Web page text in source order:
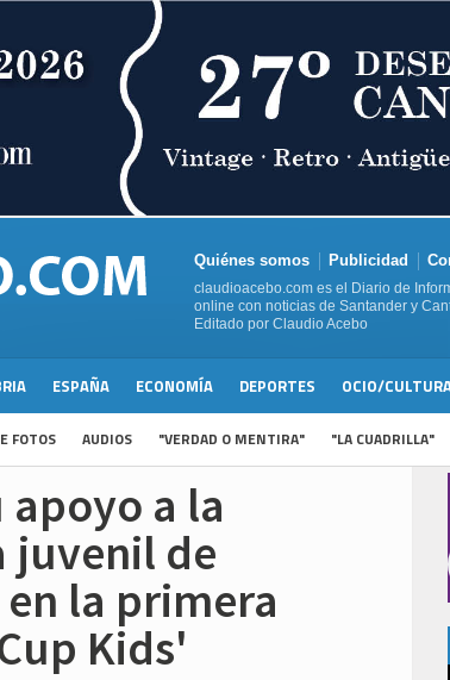
Quiénes somos Publicidad
claudioacebo.com es el Diario de
online con noticias de Santander y
Editado por Claudio Acebo
ESPAÑA ECONOMÍA DEPORTES OCIO/
FOTOS AUDIOS "VERDAD O MENTIRA" "LA CUADRILLA"
apoyo a la
juvenil de
la primera
Kids'